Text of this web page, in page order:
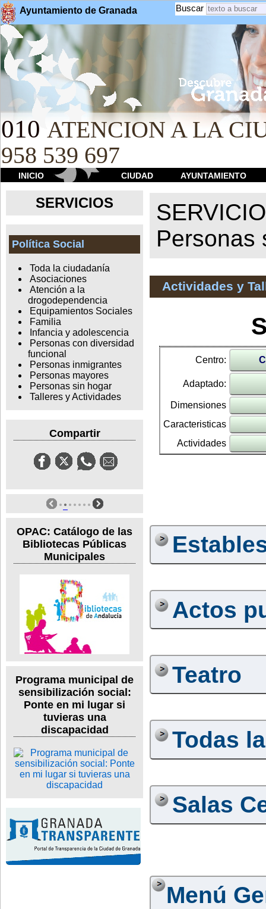
Ayuntamiento de Granada Buscar
010 ATENCION A LA
958 539 697
INICIO CIUDAD AYUNTAMIENTO
SERVICIOS
Política Social
Toda la ciudadanía
Asociaciones
Atención a la
drogodependencia
Equipamientos Sociales
Familia
Infancia y adolescencia
Personas con diversidad
funcional
Personas inmigrantes
Personas mayores
Personas sin hogar
Talleres y Actividades
Compartir
OPAC: Catálogo de las
Bibliotecas Públicas
Municipales
Programa municipal de
sensibilización social:
Ponte en mi lugar si
tuvieras una
discapacidad
Personas
Actividades y
Centro:
Adaptado:
Dimensiones
Caracteristicas
Actividades
Actos
Teatro
Todas
Salas
Menú